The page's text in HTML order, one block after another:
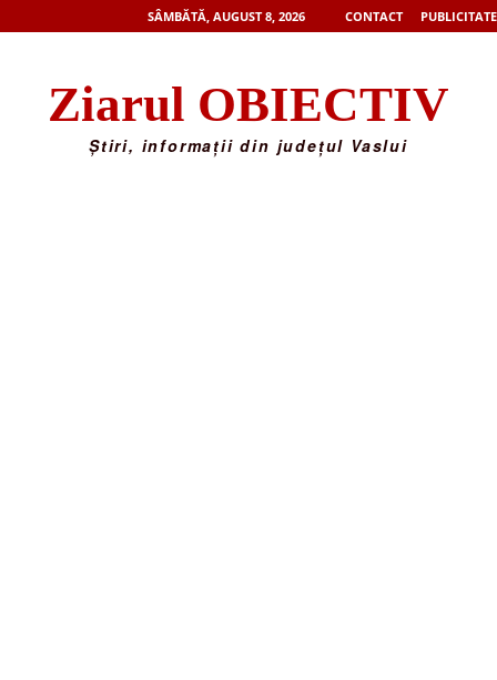
SÂMBĂTĂ, AUGUST 8, 2026 CONTACT PUBLICITATE
Ziarul OBIECTIV
Știri, informații din județul Vaslui